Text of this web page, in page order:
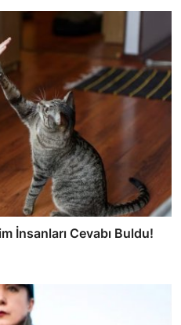
İnsanları Cevabı Buldu!